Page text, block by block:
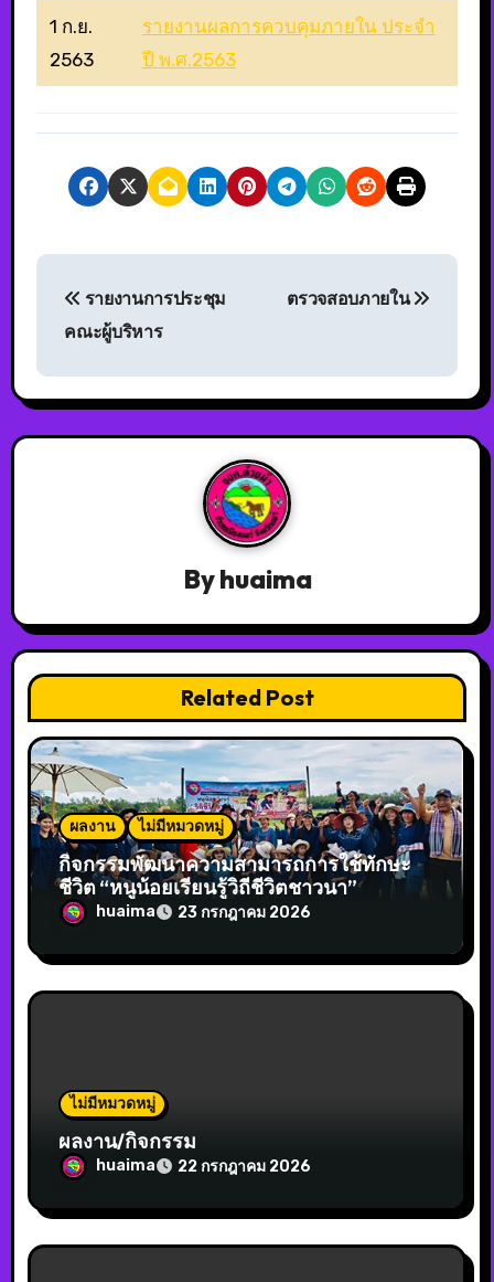
1 ก.ย.
2563
รายงานผลการควบคุมภายใน ประจำ
ปี พ.ศ.2563
รายงานการประชุม
คณะผู้บริหาร
ตรวจสอบภายใน
Byhuaima
Related Post
ผลงาน ไม่มีหมวดหมู่
กิจกรรมพัฒนาความสามารถการใช้ทักษะ
ชีวิต “หนูน้อยเรียนรู้วิถีชีวิตชาวนา”
huaima 23 กรกฎาคม 2026
ไม่มีหมวดหมู่
ผลงาน/กิจกรรม
huaima 22 กรกฎาคม 2026